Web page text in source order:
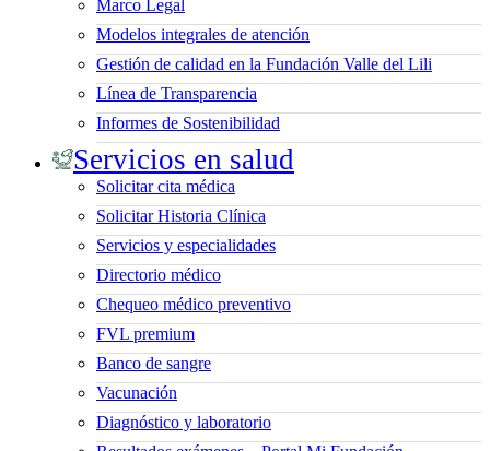
Marco Legal
Modelos integrales de atención
Gestión de calidad en la Fundación Valle del Lili
Línea de Transparencia
Informes de Sostenibilidad
Servicios en salud
Solicitar cita médica
Solicitar Historia Clínica
Servicios y especialidades
Directorio médico
Chequeo médico preventivo
FVL premium
Banco de sangre
Vacunación
Diagnóstico y laboratorio